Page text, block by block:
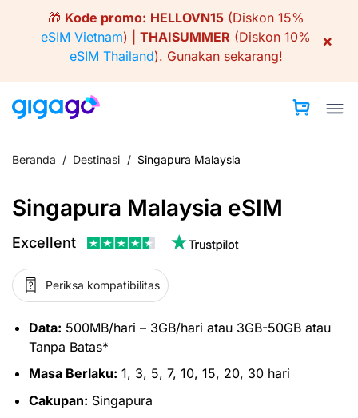
🎁 Kode promo: HELLOVN15(Diskon 15%
eSIM Vietnam) | THAISUMMER (Diskon 10%
eSIM Thailand). Gunakan sekarang!
×
Beranda / Destinasi / Singapura Malaysia
Singapura Malaysia eSIM
Excellent
Periksa kompatibilitas
Data: 500MB/hari – 3GB/hari atau 3GB-50GB atau
Tanpa Batas*
Masa Berlaku: 1, 3, 5, 7, 10, 15, 20, 30 hari
Cakupan: Singapura